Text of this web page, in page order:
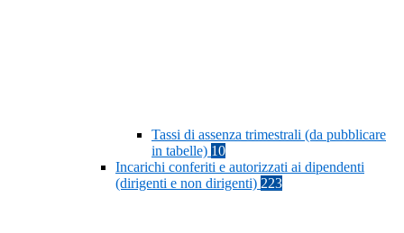
Tassi di assenza trimestrali (da pubblicare
in tabelle) 10
Incarichi conferiti e autorizzati ai dipendenti
(dirigenti e non dirigenti) 223